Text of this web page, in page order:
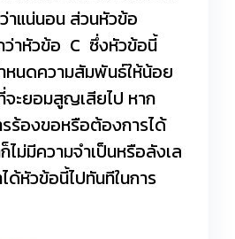
าแน่นอน ส่วนหัวข้อ
ว่าหัวข้อ C ซึ่งหัวข้อนี้
หนดความสัมพันธ์ให้น้อย
ะยอมสูญเสียไป หาก
ร้องขอหรือต้องการได้
ไม่มีความจำเป็นหรือลังเล
ด้หัวข้อนี้ไปทันทีในการ